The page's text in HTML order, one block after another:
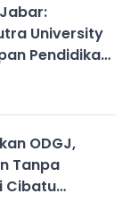
University
Pendidikan
ODGJ,
Tanpa
Cibatu